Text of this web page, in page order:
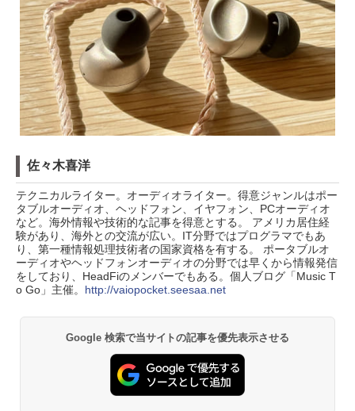
佐々木喜洋
テクニカルライター。オーディオライター。得意ジャンルはポー
タブルオーディオ、ヘッドフォン、イヤフォン、PCオーディオ
など。海外情報や技術的な記事を得意とする。 アメリカ居住経
験があり、海外との交流が広い。IT分野ではプログラマでもあ
り、第一種情報処理技術者の国家資格を有する。 ポータブルオ
ーディオやヘッドフォンオーディオの分野では早くから情報発信
をしており、HeadFiのメンバーでもある。個人ブログ「Music T
o Go」主催。 http://vaiopocket.seesaa.net
Google 検索で当サイトの記事を優先表示させる